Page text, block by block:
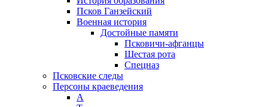
Псков Ганзейский
Военная история
Достойные памяти
Псковичи-афганцы
Шестая рота
Спецназ
Псковские следы
Персоны краеведения
А